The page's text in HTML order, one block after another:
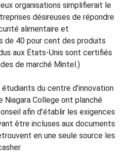
organisations simplifierait le
désireuses de répondre
alimentaire et
de 40 pour cent des produits
aux États-Unis sont certifiés
de marché Mintel.)
du centre d’innovation
Niagara College ont planché
afin d’établir les exigences
être incluses aux documents
en une seule source les